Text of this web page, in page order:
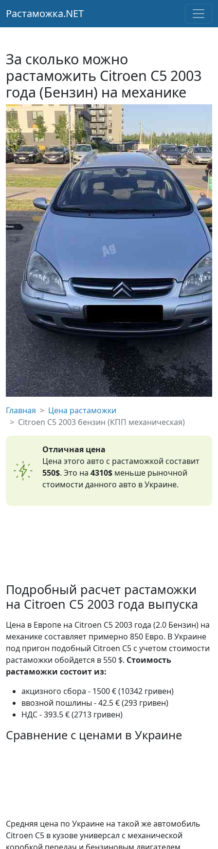
Растаможка.NET
За сколько можно
растаможить Citroen C5 2003
года (Бензин) на механике
Главная
Цена растаможки
Citroen C5 2003 бензин (КПП механическая)
Отличная цена
Цена этого авто с растаможкой составит
550$. Это на4310$ меньше рыночной
стоимости данного авто в Украине.
Подробный расчет растаможки
на Citroen C5 2003 года выпуска
Цена в Европе на Citroen C5 2003 года (2.0 Бензин) на
механике составляет примерно 850 Евро. В Украине
под пригон подобный Citroen C5 с учетом стоимости
растаможки обойдется в 550 $. Стоимость
растаможки состоит из:
акцизного сбора - 1500 € (10342 гривен)
ввозной пошлины - 42.5 € (293 гривен)
НДС - 393.5 € (2713 гривен)
Сравнение с ценами в Украине
Средняя цена по Украине на такой же автомобиль
Citroen C5 в кузове универсал c механической